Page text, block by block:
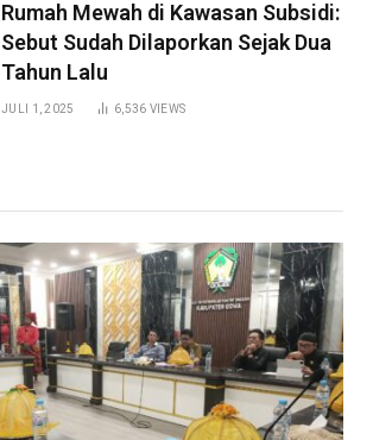
Rumah Mewah di Kawasan Subsidi:
Sebut Sudah Dilaporkan Sejak Dua
Tahun Lalu
JULI 1, 2025 6,536 VIEWS